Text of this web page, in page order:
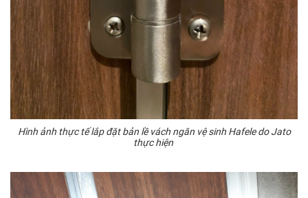
Hình ảnh thực tế lắp đặt bản lề vách ngăn vệ sinh Hafele do Jato
thực hiện